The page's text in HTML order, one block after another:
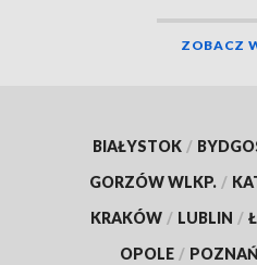
ZOBACZ
BIAŁYSTOK /
GORZÓW WLKP. /
KRAKÓW / LUBLIN /
OPOLE / POZNAŃ